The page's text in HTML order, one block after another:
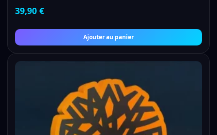
39,90 €
Ajouter au panier